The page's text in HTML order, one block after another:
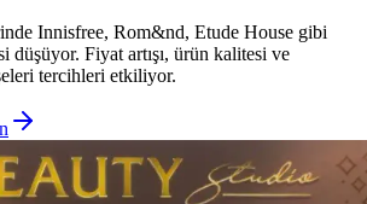
Innisfree, Rom&nd, Etude House gibi
düşüyor. Fiyat artışı, ürün kalitesi ve
tercihleri etkiliyor.